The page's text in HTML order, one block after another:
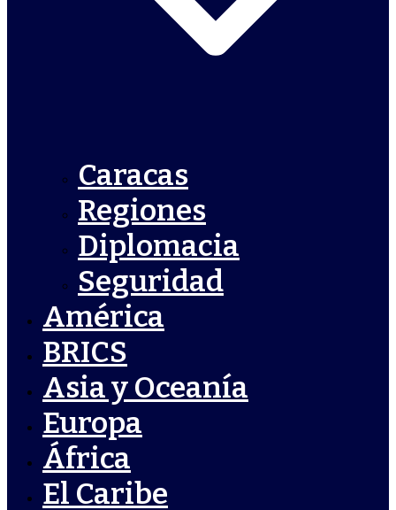
Caracas
Regiones
Diplomacia
Seguridad
América
BRICS
Asia y Oceanía
Europa
África
El Caribe